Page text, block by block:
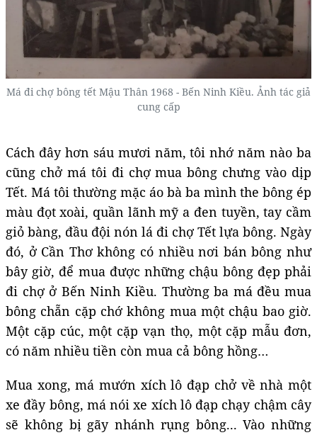
Má đi chợ bông tết Mậu Thân 1968 - Bến Ninh Kiều. Ảnh tác giả
cung cấp
Cách đây hơn sáu mươi năm, tôi nhớ năm nào ba
cũng chở má tôi đi chợ mua bông chưng vào dịp
Tết. Má tôi thường mặc áo bà ba mình the bông ép
màu đọt xoài, quần lãnh mỹ a đen tuyền, tay cầm
giỏ bàng, đầu đội nón lá đi chợ Tết lựa bông. Ngày
đó, ở Cần Thơ không có nhiều nơi bán bông như
bây giờ, để mua được những chậu bông đẹp phải
đi chợ ở Bến Ninh Kiều. Thường ba má đều mua
bông chẵn cặp chớ không mua một chậu bao giờ.
Một cặp cúc, một cặp vạn thọ, một cặp mẫu đơn,
có năm nhiều tiền còn mua cả bông hồng…
Mua xong, má mướn xích lô đạp chở về nhà một
xe đầy bông, má nói xe xích lô đạp chạy chậm cây
sẽ không bị gãy nhánh rụng bông... Vào những